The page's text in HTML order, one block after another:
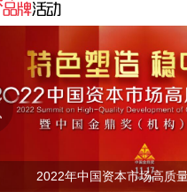
2026-08-06 22:20:19
据上海市国资委消息，8月6日，
记、主任周小全接待上海清算所
贱阳一行，双方围绕自贸离岸债
用、套期保值等风险管理领域的合
双方表示，将深入贯彻落实十二
神，以协同机制为纽带，持续推
与市属国资产业布局深度联动，
2022年中国资本市场高质